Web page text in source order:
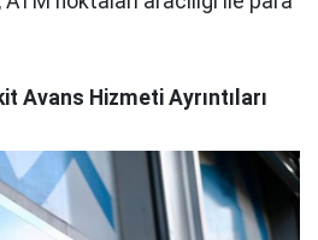
Avans Hizmeti Ayrıntıları